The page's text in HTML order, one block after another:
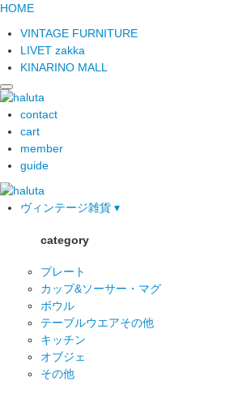
HOME
VINTAGE FURNITURE
LIVET zakka
KINARINO MALL
contact
cart
member
guide
ヴィンテージ雑貨 ▾
category
プレート
カップ&ソーサー・マグ
ボウル
テーブルウエアその他
キッチン
オブジェ
その他